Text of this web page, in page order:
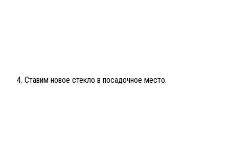
Ставим новое стекло в посадочное место.